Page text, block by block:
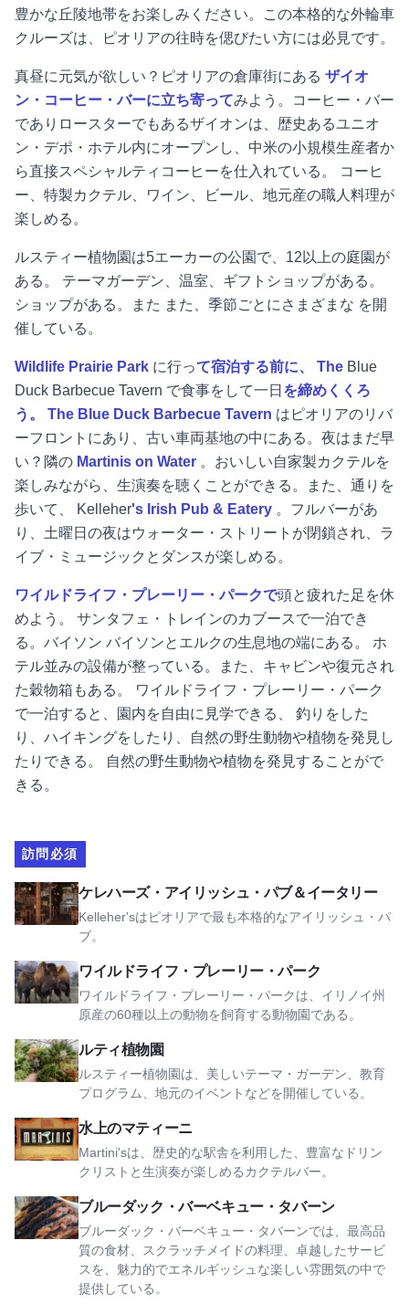
豊かな丘陵地帯をお楽しみください。この本格的な外輪車
クルーズは、ピオリアの往時を偲びたい方には必見です。
真昼に元気が欲しい？ピオリアの倉庫街にある ザイオ
ン・コーヒー・バーに立ち寄ってみよう。コーヒー・バー
でありロースターでもあるザイオンは、歴史あるユニオ
ン・デポ・ホテル内にオープンし、中米の小規模生産者か
ら直接スペシャルティコーヒーを仕入れている。 コーヒ
ー、特製カクテル、ワイン、ビール、地元産の職人料理が
楽しめる。
ルスティー植物園は5エーカーの公園で、12以上の庭園が
ある。 テーマガーデン、温室、ギフトショップがある。
ショップがある。また また、季節ごとにさまざまな を開
催している。
Wildlife Prairie Park に行って宿泊する前に、 The Blue
Duck Barbecue Tavern で食事をして一日 を締めくくろ
う。 The Blue Duck Barbecue Tavern はピオリアのリバ
ーフロントにあり、古い車両基地の中にある。夜はまだ早
い？隣の Martinis on Water 。おいしい自家製カクテルを
楽しみながら、生演奏を聴くことができる。また、通りを
歩いて、
Kelleher's Irish Pub & Eatery 。フルバーがあ
り、土曜日の夜はウォーター・ストリートが閉鎖され、ラ
イブ・ミュージックとダンスが楽しめる。
ワイルドライフ・プレーリー・パークで頭と疲れた足を休
めよう。 サンタフェ・トレインのカブースで一泊でき
る。バイソン バイソンとエルクの生息地の端にある。 ホ
テル並みの設備が整っている。また、キャビンや復元され
た穀物箱もある。
ワイルドライフ・プレーリー・パーク
で一泊すると、園内を自由に見学できる、 釣りをした
り、ハイキングをしたり、自然の野生動物や植物を発見し
たりできる。
自然の野生動物や植物を発見することがで
きる。
訪問必須
ケレハーズ・アイリッシュ・パブ＆イータリー
Kelleher'sはピオリアで最も本格的なアイリッシュ・パ
ブ。
ケレハーズ・アイリッシュ・パブ＆イータリーを見る
ワイルドライフ・プレーリー・パーク
ワイルドライフ・プレーリー・パークは、イリノイ州
原産の60種以上の動物を飼育する動物園である。
ワイルドライフ・プレーリー・パークを見る
ルティ植物園
ルスティー植物園は、美しいテーマ・ガーデン、教育
プログラム、地元のイベントなどを開催している。
ルティ植物園を見る
水上のマティーニ
Martini'sは、歴史的な駅舎を利用した、豊富なドリン
クリストと生演奏が楽しめるカクテルバー。
マルティニ・オン・ウォーターを見る
ブルーダック・バーベキュー・タバーン
ブルーダック・バーベキュー・タバーンでは、最高品
質の食材、スクラッチメイドの料理、卓越したサービ
スを、魅力的でエネルギッシュな楽しい雰囲気の中で
提供している。
ブルーダック・バーベキュー・タバーンを見る